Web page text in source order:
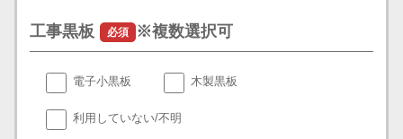
工事黒板 必須 ※複数選択可
電子小黒板 木製黒板
利用していない/不明